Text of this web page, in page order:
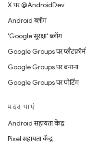
X पर @AndroidDev
Android ब्लॉग
'Google सुरक्षा' ब्लॉग
Google Groups पर प्लैटफ़ॉर्म
Google Groups पर बनाना
Google Groups पर पोर्टिंग
मदद पाएं
Android सहायता केंद्र
Pixel सहायता केंद्र